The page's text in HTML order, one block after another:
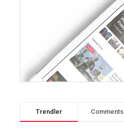
Trendler Comments